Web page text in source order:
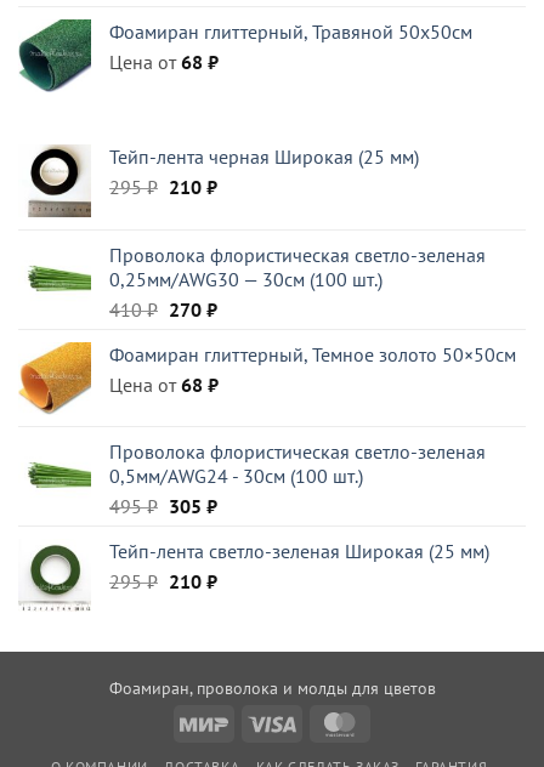
Фоамиран глиттерный, Травяной 50x50см
Цена от68 ₽
Тейп-лента черная Широкая (25 мм)
295₽ Первоначальная
295 ₽.
210 ₽Текущая
Проволока флористическая светло-зеленая
0,25мм/AWG30 — 30см (100 шт.)
410₽ Первоначальная
составляла
410 ₽.
270 ₽Текущая
270 ₽.
Фоамиран глиттерный, Темное золото 50×50см
Цена от68 ₽
Проволока флористическая светло-зеленая
0,5мм/AWG24 - 30см (100 шт.)
495₽ Первоначальная
составляла
495 ₽.
305 ₽Текущая
305 ₽.
Тейп-лента светло-зеленая Широкая (25 мм)
295₽ Первоначальная
295 ₽.
210 ₽Текущая
Фоамиран, проволока и молды для цветов
Mir
Visa